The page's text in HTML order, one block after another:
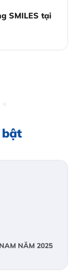
SMILES tại
NĂM 2025